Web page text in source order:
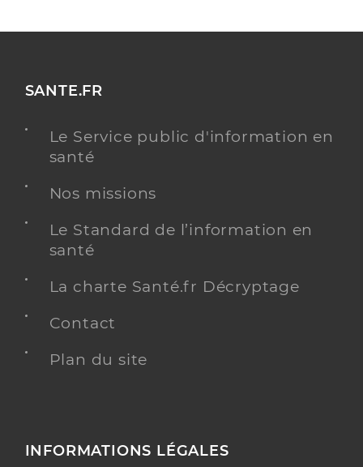
SANTE.FR
Le Service public d'information en
santé
Nos missions
Le Standard de l’information en
santé
La charte Santé.fr Décryptage
Contact
Plan du site
INFORMATIONS LÉGALES